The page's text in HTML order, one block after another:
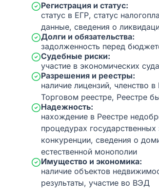
Регистрация и статус:
статус в ЕГР, статус
данные, сведения о
Долги и обязательства:
задолженность перед
Судебные риски:
участие в экономических
Разрешения и реестры:
наличие лицензий, членство
Торговом реестре, Реестре
Надежность:
нахождение в Реестре
процедурах
конкуренции, сведения о
естественной монополии
Имущество и экономика:
наличие объектов
результаты, участие во ВЭД